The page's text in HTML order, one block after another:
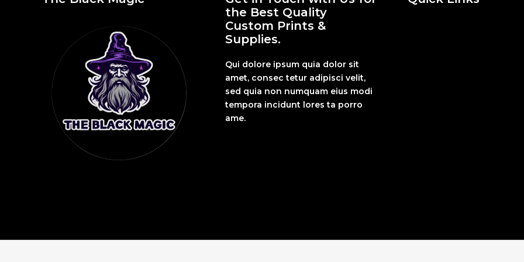
the Best Quality
Custom Prints &
Supplies.
Qui dolore ipsum quia dolor sit
amet, consec tetur adipisci velit,
sed quia non numquam eius modi
tempora incidunt lores ta porro
ame.